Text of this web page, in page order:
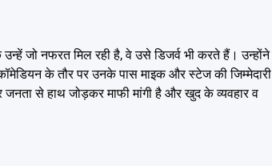
जो नफरत मिल रही है, वे उसे डिजर्व भी करते हैं। उन्होंने
के तौर पर उनके पास माइक और स्टेज की जिम्मेदारी
से हाथ जोड़कर माफी मांगी है और खुद के व्यवहार व